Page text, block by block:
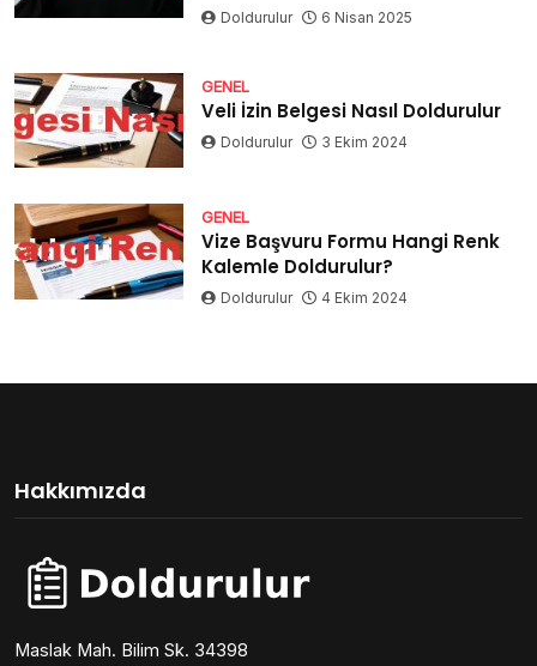
Doldurulur 6 Nisan 2025
GENEL
Veli İzin Belgesi Nasıl Doldurulur
Doldurulur 3 Ekim 2024
GENEL
Vize Başvuru Formu Hangi Renk
Kalemle Doldurulur?
Doldurulur 4 Ekim 2024
Hakkımızda
Maslak Mah. Bilim Sk. 34398